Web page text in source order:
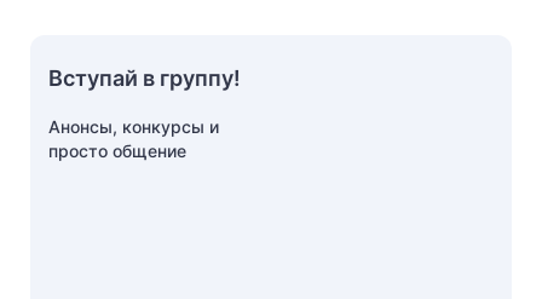
Вступай в группу!
Анонсы, конкурсы и
просто общение